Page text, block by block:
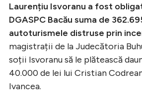
Laurențiu Isvoranu a fost
DGASPC Bacău suma de
autoturismele distruse prin
magistrații de la Judecătoria
soții Isvoranu să le plătească
40.000 de lei lui Cristian
Ivancea.